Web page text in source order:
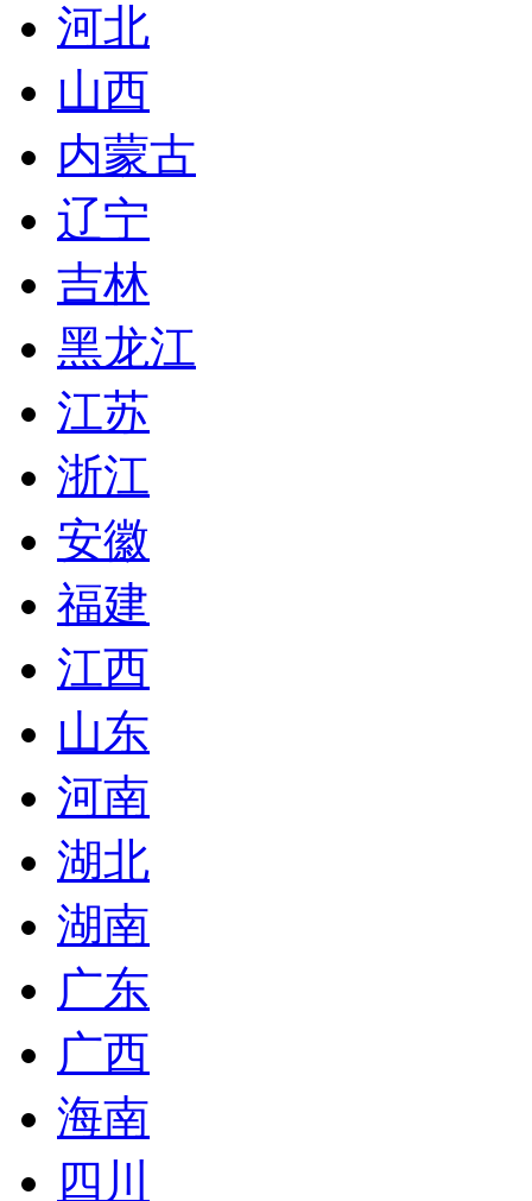
河北
山西
内蒙古
辽宁
吉林
黑龙江
江苏
浙江
安徽
福建
江西
山东
河南
湖北
湖南
广东
广西
海南
四川